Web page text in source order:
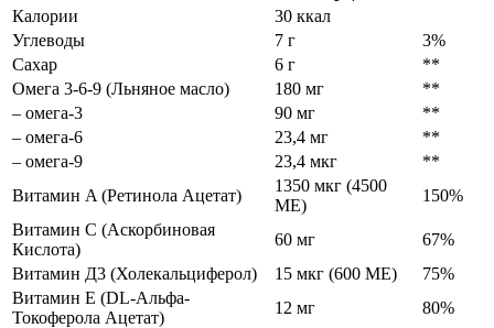
Калории
30 ккал
Углеводы
7 г
3%
Сахар
6 г
**
Омега 3-6-9 (Льняное масло)
180 мг
**
– омега-3
90 мг
**
– омега-6
23,4 мг
**
– омега-9
23,4 мкг
**
Витамин A (Ретинола Ацетат)
1350 мкг (4500
МЕ)
150%
Витамин C (Аскорбиновая
Кислота)
60 мг
67%
Витамин Д3 (Холекальциферол)
15 мкг (600 МЕ)
75%
Витамин E (DL-Альфа-
Токоферола Ацетат)
12 мг
80%